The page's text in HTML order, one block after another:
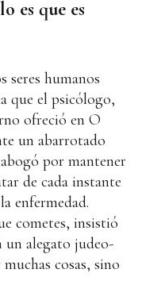
es que es
seres humanos
que el psicólogo,
ofreció en O
un abarrotado
por mantener
de cada instante
enfermedad.
cometes, insistió
un alegato judeo-
cosas, sino